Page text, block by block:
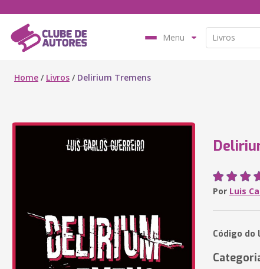
Menu
Home / Livros / Delirium Tremens
Por Luis
Código do